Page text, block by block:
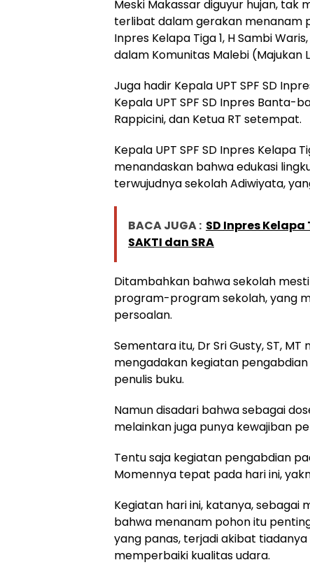
Meski Makassar diguyur hujan,
terlibat dalam gerakan menanam
Inpres Kelapa Tiga 1, H Sambi
dalam Komunitas Malebi (Majukan
Juga hadir Kepala UPT SPF SD
Kepala UPT SPF SD Inpres Banta-
Rappicini, dan Ketua RT setempat.
Kepala UPT SPF SD Inpres Kelapa
menandaskan bahwa edukasi
terwujudnya sekolah Adiwiyata,
BACA JUGA : SD Inpres
SAKTI dan SRA
Ditambahkan bahwa sekolah
program-program sekolah, yang
persoalan.
Sementara itu, Dr Sri Gusty, ST,
mengadakan kegiatan
penulis buku.
Namun disadari bahwa sebagai
melainkan juga punya kewajiban
Tentu saja kegiatan pengabdian
Momennya tepat pada hari ini,
Kegiatan hari ini, katanya,
bahwa menanam pohon itu
yang panas, terjadi akibat
memperbaiki kualitas udara.